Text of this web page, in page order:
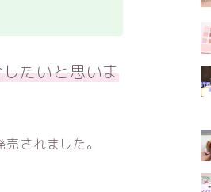
たいと思いま
されました。